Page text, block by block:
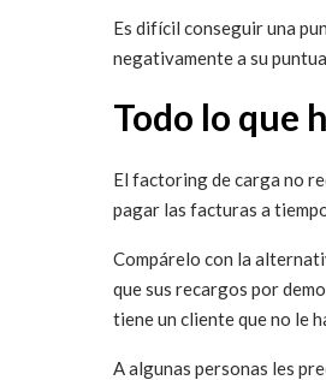
Es difícil conseguir una
negativamente a su
Todo lo que
El factoring de carga no
pagar las facturas a
Compárelo con la
que sus recargos por
tiene un cliente que no le
A algunas personas les